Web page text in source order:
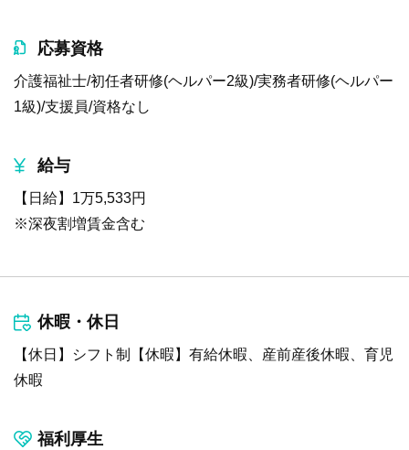
応募資格
介護福祉士/初任者研修(ヘルパー2級)/実務者研修(ヘルパー
1級)/支援員/資格なし
給与
【日給】1万5,533円
※深夜割増賃金含む
休暇・休日
【休日】シフト制【休暇】有給休暇、産前産後休暇、育児
休暇
福利厚生